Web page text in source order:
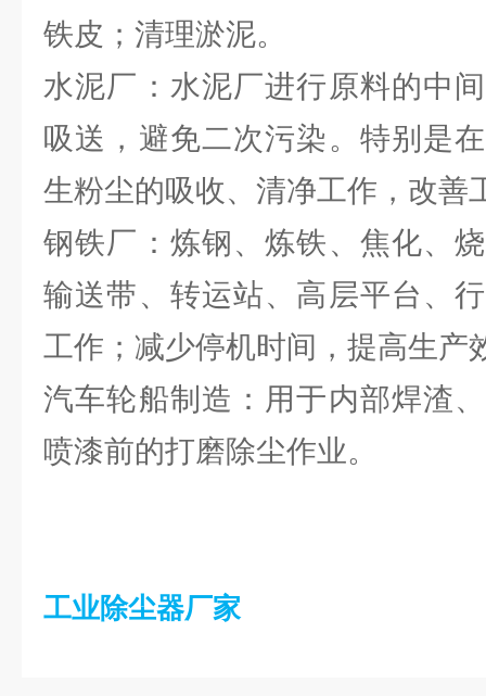
铁皮；清理淤泥。
水泥厂：水泥厂进行原料的中
吸送，避免二次污染。特别是
生粉尘的吸收、清净工作，改善
钢铁厂：炼钢、炼铁、焦化、
输送带、转运站、高层平台、
工作；减少停机时间，提高生产
汽车轮船制造：用于内部焊渣
喷漆前的打磨除尘作业。
工业除尘器厂家